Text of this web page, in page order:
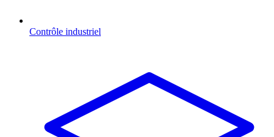
Contrôle industriel